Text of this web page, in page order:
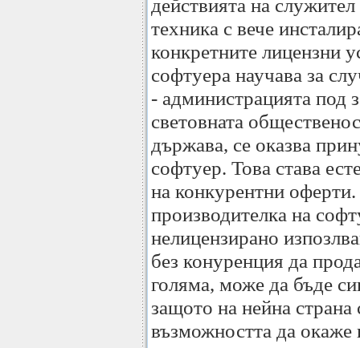
действията на
техника с вече
конкретните лицензни
софтуера научава за
- администрацията под
световната
държава, се оказва
софтуер. Това става
на конкурентни
производителка на
нелицензирано
без конуренция да
голяма, може да бъде
защото на нейна страна
възможността да окаже